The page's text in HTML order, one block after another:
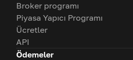
Broker programı
Piyasa Yapıcı Programı
Ücretler
API
Ödemeler